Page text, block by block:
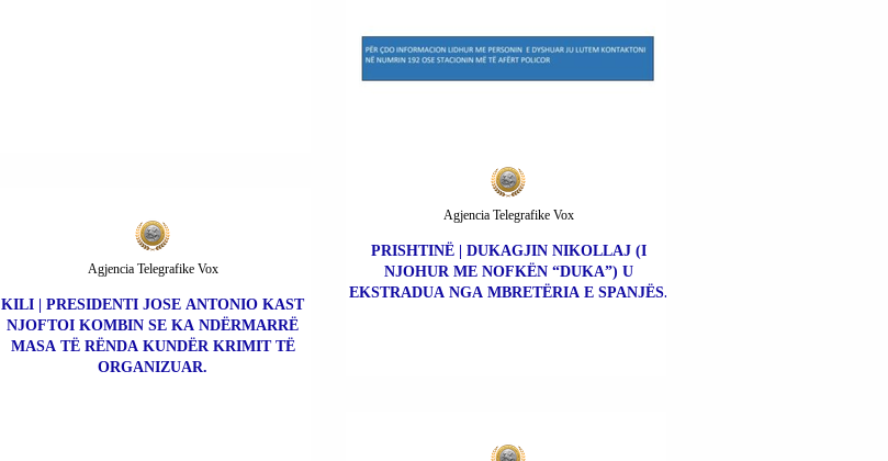
PRISHTINË | DUKAGJIN NIKOLLAJ (I
NJOHUR ME NOFKËN “DUKA”) U
EKSTRADUA NGA MBRETËRIA E SPANJËS.
Agjencia Telegrafike Vox
KILI | PRESIDENTI JOSE ANTONIO KAST
NJOFTOI KOMBIN SE KA NDËRMARRË
MASA TË RËNDA KUNDËR KRIMIT TË
ORGANIZUAR.
Agjencia Telegrafike Vox